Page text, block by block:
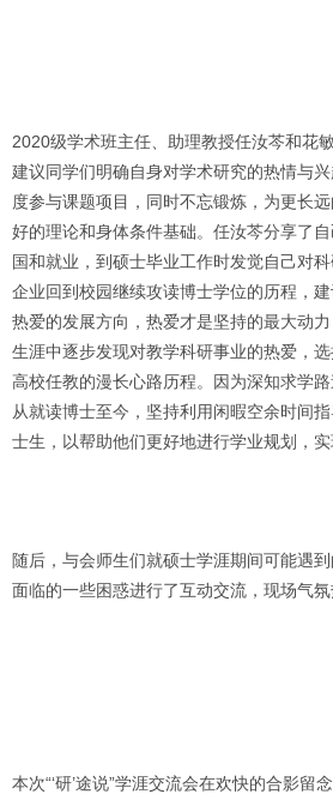
2020级学术班主任、助理教授任汝芩和花
建议同学们明确自身对学术研究的热情与
度参与课题项目，同时不忘锻炼，为更长
好的理论和身体条件基础。任汝芩分享了
国和就业，到硕士毕业工作时发觉自己对
企业回到校园继续攻读博士学位的历程，
热爱的发展方向，热爱才是坚持的最大动
生涯中逐步发现对教学科研事业的热爱，
高校任教的漫长心路历程。因为深知求学
从就读博士至今，坚持利用闲暇空余时间
士生，以帮助他们更好地进行学业规划，实
随后，与会师生们就硕士学涯期间可能遇
面临的一些困惑进行了互动交流，现场气氛
本次“‘研’途说”学涯交流会在欢快的合影留